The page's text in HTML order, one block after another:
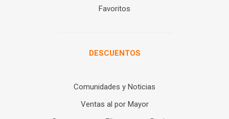
Favoritos
DESCUENTOS
Comunidades y Noticias
Ventas al por Mayor